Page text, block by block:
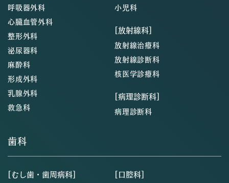
呼吸器外科
心臓血管外科
整形外科
泌尿器科
麻酔科
形成外科
乳腺外科
救急科
小児科
[放射線科]
放射線治療科
放射線診断科
核医学診療科
[病理診断科]
病理診断科
歯科
[むし歯・歯周病科] [口腔科]